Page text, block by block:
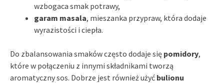
wzbogaca smak potrawy,
garam masala, mieszanka przypraw, która dodaje
wyrazistości i ciepła.
Do zbalansowania smaków często dodaje się pomidory,
które w połączeniu z innymi składnikami tworzą
aromatyczny sos. Dobrze jest również użyć bulionu